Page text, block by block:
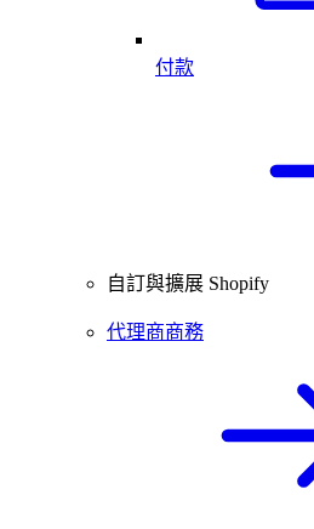
付款
自訂與擴展 Shopify
代理商商務